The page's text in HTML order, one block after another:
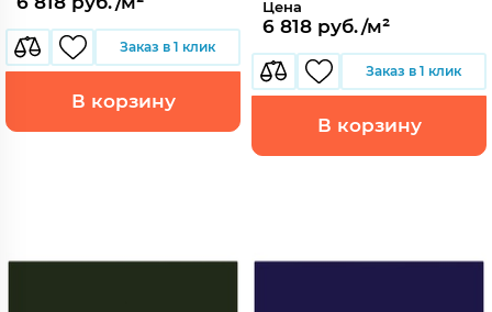
Заказ в 1 клик
В корзину
Цена
6 818 руб./м²
Заказ в 1 клик
В корзину